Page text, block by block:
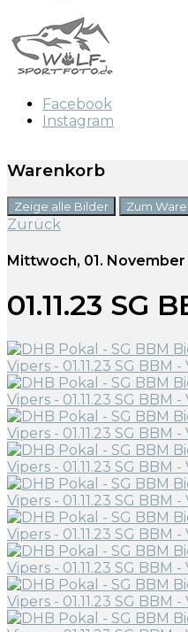
Facebook
Instagram
Warenkorb
Zeige alle Bilder Zum
Zurück
Mittwoch, 01. November
01.11.23 SG